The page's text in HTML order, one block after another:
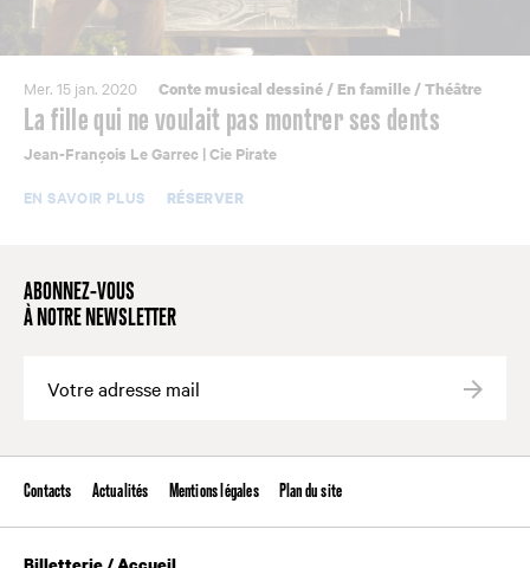
Mer. 15 jan. 2020 Conte musical dessiné/ En famille/Théâtre
La fille qui ne voulait pas montrer ses dents
Jean-François Le Garrec | Cie Pirate
EN SAVOIR PLUS
RÉSERVER
ABONNEZ-VOUS
À NOTRE NEWSLETTER
Contacts Actualités Mentions légales Plan du site